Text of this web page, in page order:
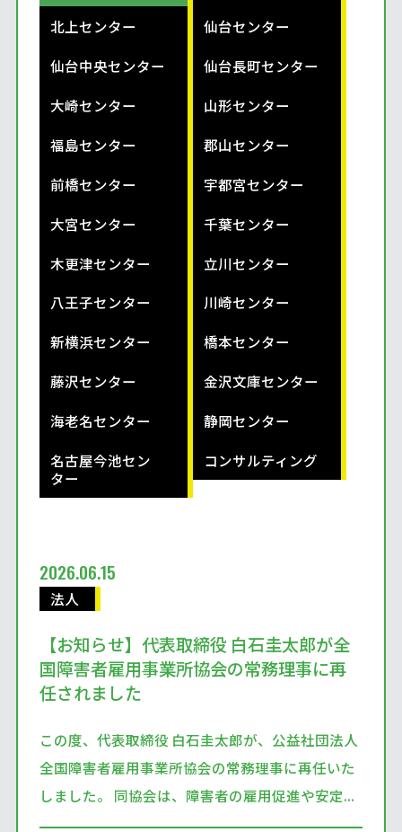
北上センター
仙台センター
仙台中央センター
仙台長町センター
大崎センター
山形センター
福島センター
郡山センター
前橋センター
宇都宮センター
大宮センター
千葉センター
木更津センター
立川センター
八王子センター
川崎センター
新横浜センター
橋本センター
藤沢センター
金沢文庫センター
海老名センター
静岡センター
名古屋今池セン
ター
コンサルティング
2026.06.15
法人
【お知らせ】代表取締役 白石圭太郎が全
国障害者雇用事業所協会の常務理事に再
任されました
この度、代表取締役 白石圭太郎が、公益社団法人
全国障害者雇用事業所協会の常務理事に再任いた
しました。 同協会は、障害者の雇用促進や安定...